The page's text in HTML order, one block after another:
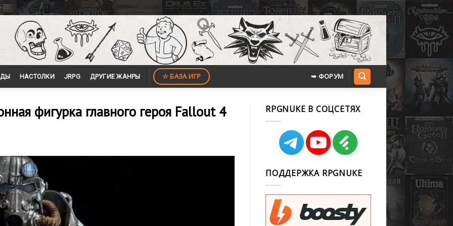
НАСТОЛКИ JRPG ДРУГИЕ ЖАНРЫ ☆ БАЗА ИГР ➥ ФОРУМ
фигурка главного героя Fallout 4 RPGNUKE В СОЦСЕТЯХ
ПОДДЕРЖКА RPGNUKE